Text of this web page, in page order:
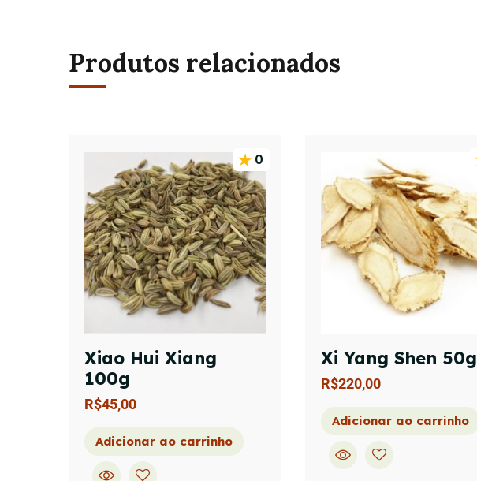
Produtos relacionados
0
Xiao Hui Xiang
100g
R$45,00
Adicionar ao carrinho
Xi Yang Shen 50g
R$220,00
Adicionar ao carrinho